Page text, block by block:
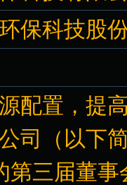
保科技股
配置，提
司（以下
第三届董